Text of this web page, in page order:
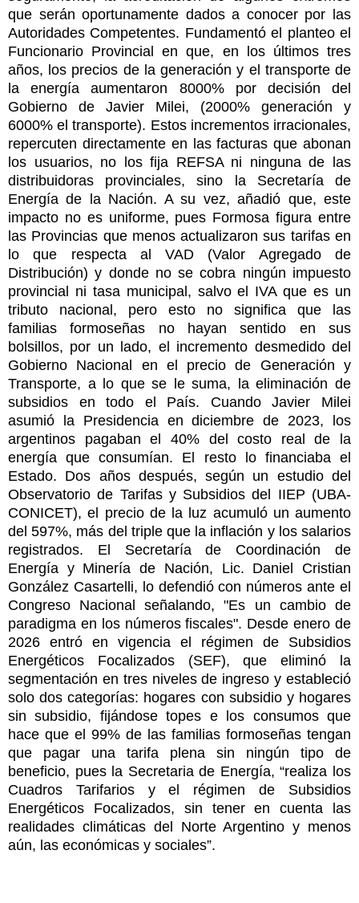
que serán oportunamente dados a conocer por las
Autoridades Competentes. Fundamentó el planteo el
Funcionario Provincial en que, en los últimos tres
años, los precios de la generación y el transporte de
la energía aumentaron 8000% por decisión del
Gobierno de Javier Milei, (2000% generación y
6000% el transporte). Estos incrementos irracionales,
repercuten directamente en las facturas que abonan
los usuarios, no los fija REFSA ni ninguna de las
distribuidoras provinciales, sino la Secretaría de
Energía de la Nación. A su vez, añadió que, este
impacto no es uniforme, pues Formosa figura entre
las Provincias que menos actualizaron sus tarifas en
lo que respecta al VAD (Valor Agregado de
Distribución) y donde no se cobra ningún impuesto
provincial ni tasa municipal, salvo el IVA que es un
tributo nacional, pero esto no significa que las
familias formoseñas no hayan sentido en sus
bolsillos, por un lado, el incremento desmedido del
Gobierno Nacional en el precio de Generación y
Transporte, a lo que se le suma, la eliminación de
subsidios en todo el País. Cuando Javier Milei
asumió la Presidencia en diciembre de 2023, los
argentinos pagaban el 40% del costo real de la
energía que consumían. El resto lo financiaba el
Estado. Dos años después, según un estudio del
Observatorio de Tarifas y Subsidios del IIEP (UBA-
CONICET), el precio de la luz acumuló un aumento
del 597%, más del triple que la inflación y los salarios
registrados. El Secretaría de Coordinación de
Energía y Minería de Nación, Lic. Daniel Cristian
González Casartelli, lo defendió con números ante el
Congreso Nacional señalando, "Es un cambio de
paradigma en los números fiscales". Desde enero de
2026 entró en vigencia el régimen de Subsidios
Energéticos Focalizados (SEF), que eliminó la
segmentación en tres niveles de ingreso y estableció
solo dos categorías: hogares con subsidio y hogares
sin subsidio, fijándose topes e los consumos que
hace que el 99% de las familias formoseñas tengan
que pagar una tarifa plena sin ningún tipo de
beneficio, pues la Secretaria de Energía, “realiza los
Cuadros Tarifarios y el régimen de Subsidios
Energéticos Focalizados, sin tener en cuenta las
realidades climáticas del Norte Argentino y menos
aún, las económicas y sociales”.